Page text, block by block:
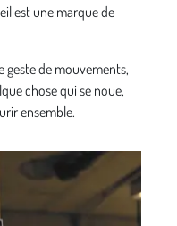
est une marque de
geste de mouvements,
chose qui se noue,
ensemble.